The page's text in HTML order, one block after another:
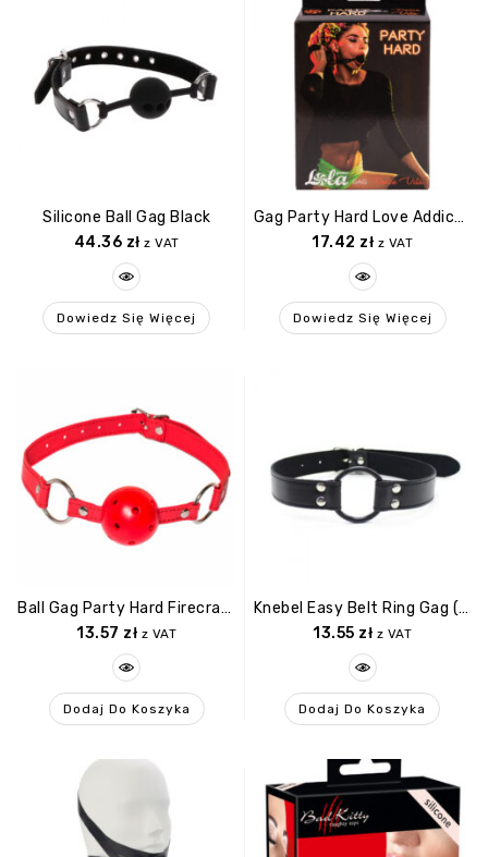
Silicone Ball Gag Black
44.36 zł z VAT
Dowiedz Się Więcej
Gag Party Hard Love Addict Black
17.42 zł z VAT
Dowiedz Się Więcej
Ball Gag Party Hard Firecracker
13.57 zł z VAT
Dodaj Do Koszyka
Knebel Easy Belt Ring Gag (nero)
13.55 zł z VAT
Dodaj Do Koszyka